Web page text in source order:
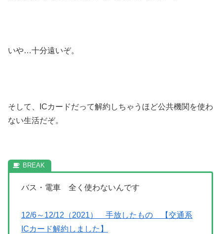
いや…十分遠いぞ。
そして、ICカードだって解約しちゃうほど公共機関を使わ
ない生活だぞ。
バス・電車 全く使わないんです
12/6～12/12（2021） 手放したもの 【交通系
ICカード解約しました】